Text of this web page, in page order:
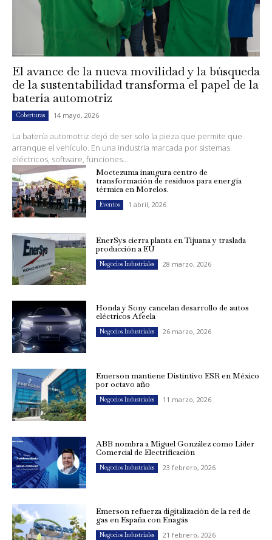
El avance de la nueva movilidad y la búsqueda
de la sustentabilidad transforma el papel de la
batería automotriz
Coberturas 14 mayo, 2026
La batería automotriz dejó de ser solo la pieza que permite que
arranque el vehículo. En una industria marcada por sistemas
eléctricos, software, funciones...
Moctezuma inaugura centro de
transformación de residuos para energía
térmica en Morelos.
Eventos 1 abril, 2026
EnerSys cierra planta en Tijuana y traslada
producción a EU
Negocios Industriales 28 marzo, 2026
Honda y Sony cancelan desarrollo de autos
eléctricos Afeela
Negocios Industriales 26 marzo, 2026
Emerson mantiene Distintivo ESR en México
por octavo año
Negocios Industriales 11 marzo, 2026
ABB nombra a Miguel González como Líder
Comercial de Electrificación
Negocios Industriales 23 febrero, 2026
Emerson refuerza digitalización de la red de
gas en España con Enagás
Negocios Industriales 21 febrero, 2026